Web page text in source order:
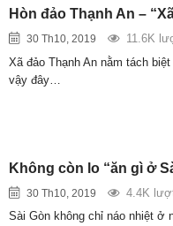
Hòn đảo Thạnh An –
30 Th10, 2019
11.6K
Xã đảo Thạnh An nằm tách
vậy đây…
Không còn lo “ăn gì ở
30 Th10, 2019
4.4K
Sài Gòn không chỉ náo nhiệt ở